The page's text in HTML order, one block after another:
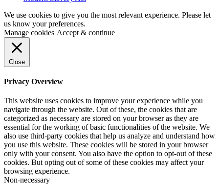
We use cookies to give you the most relevant experience. Please let
us know your preferences.
Manage cookies Accept & continue
Close
Privacy Overview
This website uses cookies to improve your experience while you
navigate through the website. Out of these, the cookies that are
categorized as necessary are stored on your browser as they are
essential for the working of basic functionalities of the website. We
also use third-party cookies that help us analyze and understand how
you use this website. These cookies will be stored in your browser
only with your consent. You also have the option to opt-out of these
cookies. But opting out of some of these cookies may affect your
browsing experience.
Non-necessary